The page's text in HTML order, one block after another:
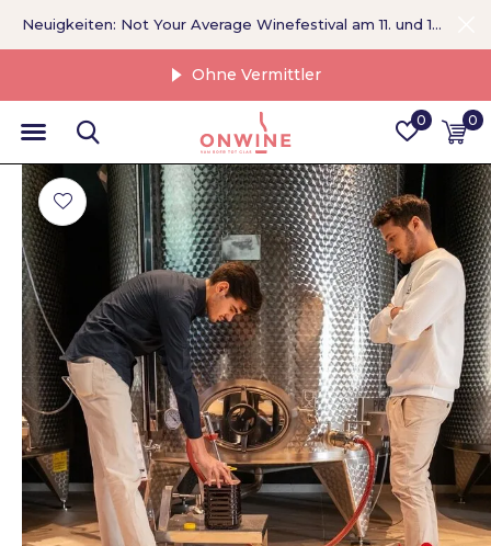
0 0
Ohne Vermittler
Neuigkeiten: Not Your Average Winefestival am 11. und 12. September >